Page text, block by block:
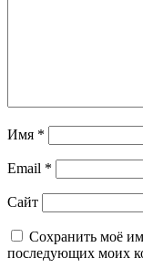
Имя *
Email *
Сайт
Сохранить моё
последующих моих